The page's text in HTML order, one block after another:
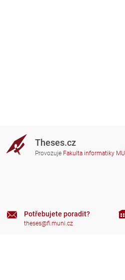
Theses.cz
Provozuje Fakulta informatiky MU
Potřebujete poradit?
theses@fi.muni.cz